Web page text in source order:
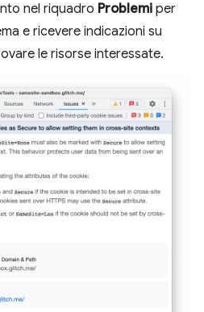
nel riquadro Problemi per
e ricevere indicazioni su
le risorse interessate.